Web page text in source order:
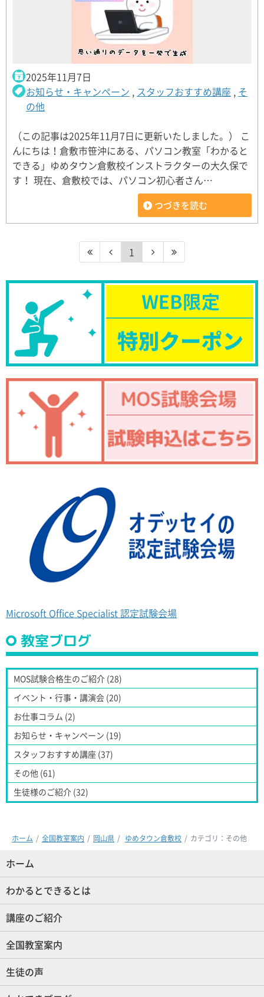
2025年11月7日
お知らせ・キャンペーン , スタッフおすすめ講座 , そ
の他
（この記事は2025年11月7日に更新いたしました。） こ
んにちは！倉敷市笹沖にある、パソコン教室「わかると
できる」ゆめタウン倉敷校インストラクターの大久保で
す！ 現在、倉敷校では、パソコン初心者さん…
つづきを読む
1
Microsoft Office Specialist 認定試験会場
教室ブログ
MOS試験合格生のご紹介 (28)
イベント・行事・講演会 (20)
お仕事コラム (2)
お知らせ・キャンペーン (19)
スタッフおすすめ講座 (37)
その他 (61)
生徒様のご紹介 (32)
ホーム 全国教室案内 岡山県 ゆめタウン倉敷校 カテゴリ：その他
ホーム
わかるとできるとは
講座のご紹介
全国教室案内
生徒の声